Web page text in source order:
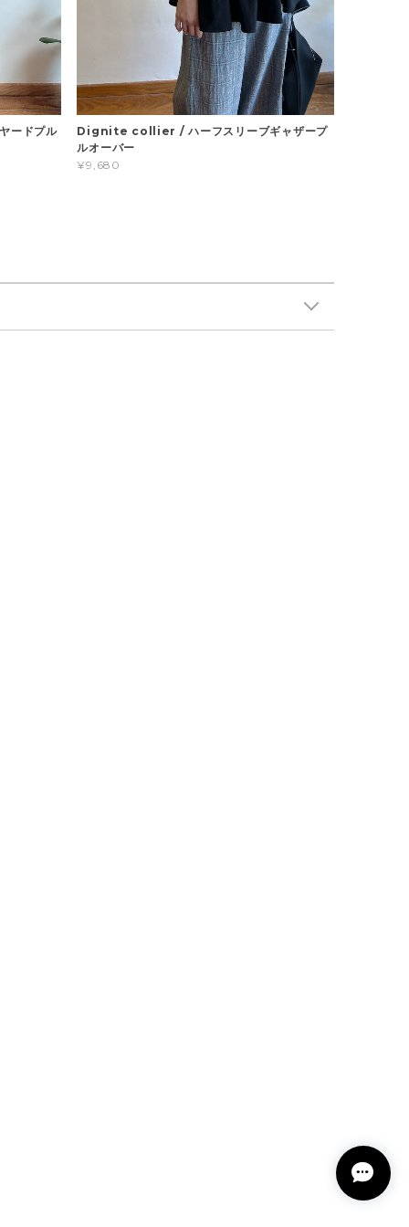
ードプル
Dignite collier / ハーフスリーブギャザープ
ルオーバー
¥9,680